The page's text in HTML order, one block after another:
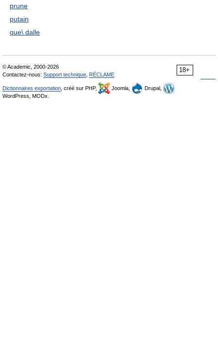
prune
putain
que\ dalle
18+
© Academic, 2000-2026
Contactez-nous: Support technique RÉCLAME
Dictionnaires exportation , créé sur PHP, Joomla,
Drupal,
WordPress, MODx.